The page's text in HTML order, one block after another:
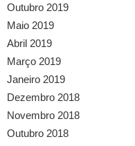
Outubro 2019
Maio 2019
Abril 2019
Março 2019
Janeiro 2019
Dezembro 2018
Novembro 2018
Outubro 2018